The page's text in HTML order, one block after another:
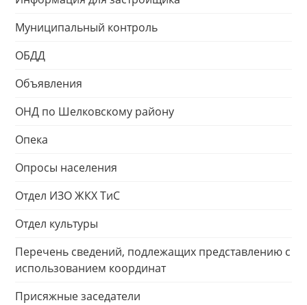
Муниципальный контроль
ОБДД
Объявления
ОНД по Шелковскому району
Опека
Опросы населения
Отдел ИЗО ЖКХ ТиС
Отдел культуры
Перечень сведений, подлежащих представлению с
использованием координат
Присяжные заседатели